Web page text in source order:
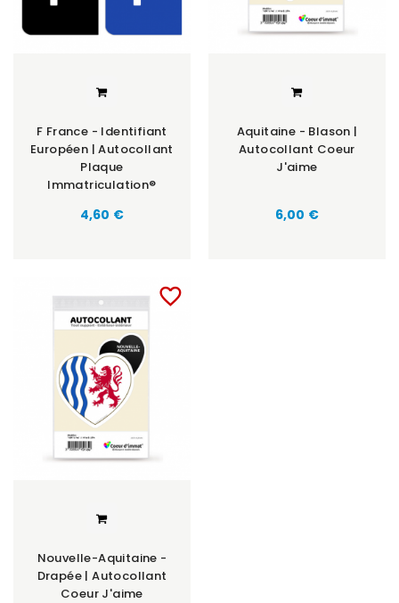
F France - Identifiant
Européen | Autocollant
Plaque
Immatriculation®
Prix
4,60 €
Aquitaine - Blason |
Autocollant Coeur
J'aime
Prix
6,00 €
favorite_border
Nouvelle-Aquitaine -
Drapée | Autocollant
Coeur J'aime